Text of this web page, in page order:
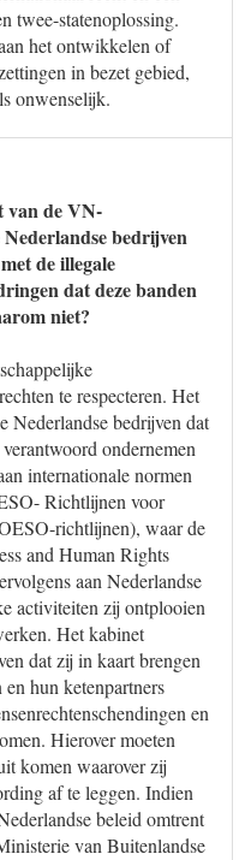
twee-statenoplossing.
het ontwikkelen of
in bezet gebied,
onwenselijk.
van de VN-
bedrijven
de illegale
dat deze banden
niet?
te respecteren. Het
Nederlandse bedrijven dat
ondernemen
internationale normen
Richtlijnen voor
richtlijnen), waar de
and Human Rights
aan Nederlandse
activiteiten zij ontplooien
Het kabinet
dat zij in kaart brengen
hun ketenpartners
en
Hierover moeten
komen waarover zij
af te leggen. Indien
beleid omtrent
van Buitenlandse